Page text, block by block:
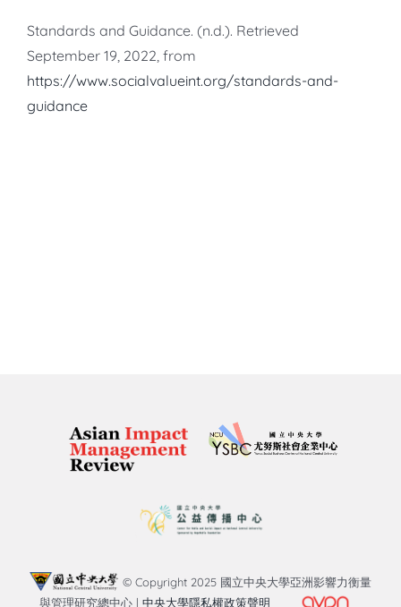
Standards and Guidance. (n.d.). Retrieved
September 19, 2022, from
https://www.socialvalueint.org/standards-and-
guidance
© Copyright 2025 國立中央大學亞洲影響力衡量
與管理研究總中心 | 中央大學隱私權政策聲明